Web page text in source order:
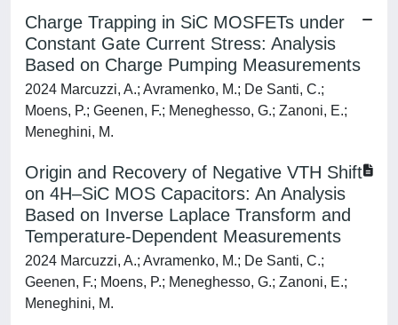
Charge Trapping in SiC MOSFETs under
Constant Gate Current Stress: Analysis
Based on Charge Pumping Measurements
2024 Marcuzzi, A.; Avramenko, M.; De Santi, C.;
Moens, P.; Geenen, F.; Meneghesso, G.; Zanoni, E.;
Meneghini, M.
Origin and Recovery of Negative VTH Shift
on 4H–SiC MOS Capacitors: An Analysis
Based on Inverse Laplace Transform and
Temperature-Dependent Measurements
2024 Marcuzzi, A.; Avramenko, M.; De Santi, C.;
Geenen, F.; Moens, P.; Meneghesso, G.; Zanoni, E.;
Meneghini, M.